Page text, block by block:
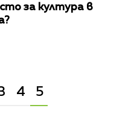
за култура в
4 5